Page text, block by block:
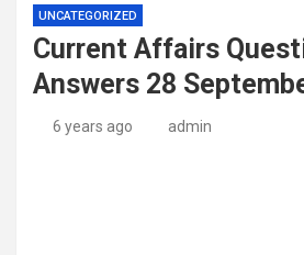
UNCATEGORIZED
Current Affairs
Answers 28
6 years ago admin